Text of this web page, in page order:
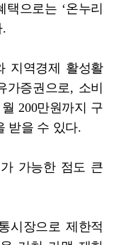
으로는 ‘온누리
.
지역경제 활성활
가증권으로, 소비
200만원까지 구
받을 수 있다.
가능한 점도 큰
시장으로 제한적